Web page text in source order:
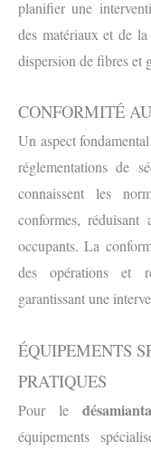
planifier une
des matériaux et de
dispersion de fibres et
CONFORMITÉ
Un aspect
réglementations de
connaissent les
conformes,
occupants. La
des opérations et
garantissant une
ÉQUIPEMENTS
PRATIQUES
Pour le
équipements